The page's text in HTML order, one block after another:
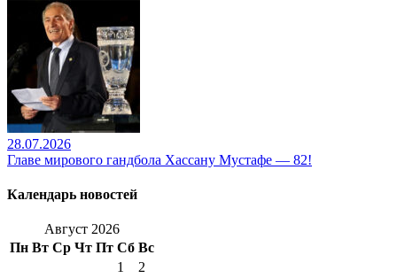
28.07.2026
Главе мирового гандбола Хассану Мустафе — 82!
Календарь новостей
Август 2026
Пн Вт Ср Чт Пт Сб Вс
1
2